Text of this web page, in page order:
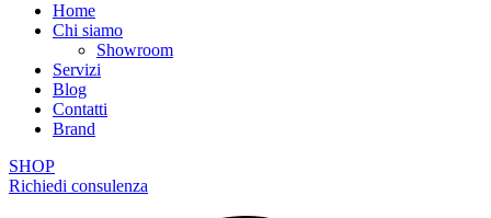
Home
Chi siamo
Showroom
Servizi
Blog
Contatti
Brand
SHOP
Richiedi consulenza